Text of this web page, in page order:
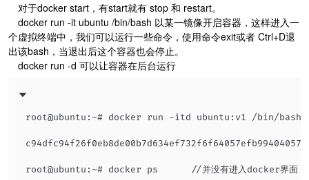
​ 对于docker start，有start就有 stop 和 restart。
​ docker run -it ubuntu /bin/bash 以某一镜像开启容器，这样进入一
个虚拟终端中，我们可以运行一些命令，使用命令exit或者 Ctrl+D退
出该bash，当退出后这个容器也会停止。
​ docker run -d 可以让容器在后台运行
root@ubuntu:~# docker run -itd ubuntu:v1 /bin/bash
root@ubuntu:~# docker ps      //并没有进入docker界面